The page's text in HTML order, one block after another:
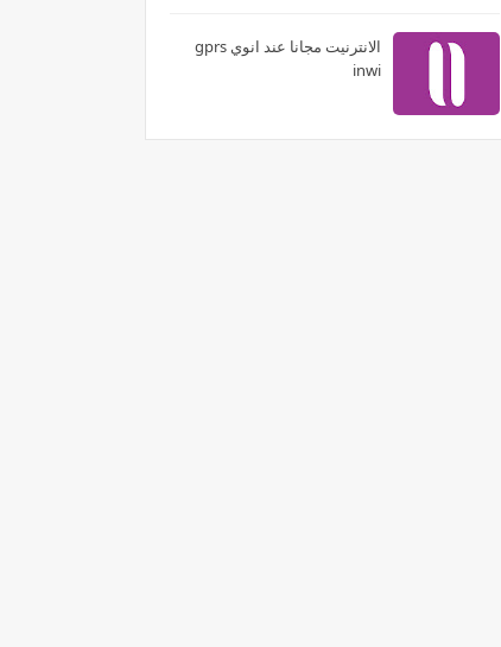
الانترنيت مجانا عند انوي gprs
inwi